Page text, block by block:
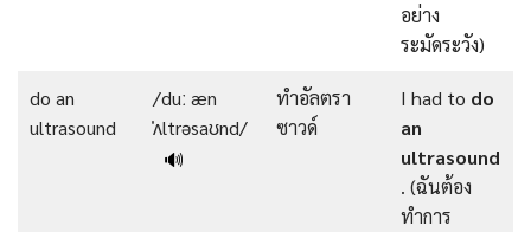
อย่าง
ระมัดระวัง)
do an
ultrasound
/duː æn
ˈʌltrəsaʊnd/
🔊
ทำอัลตรา
ซาวด์
I had to do
an
ultrasound
. (ฉันต้อง
ทำการ